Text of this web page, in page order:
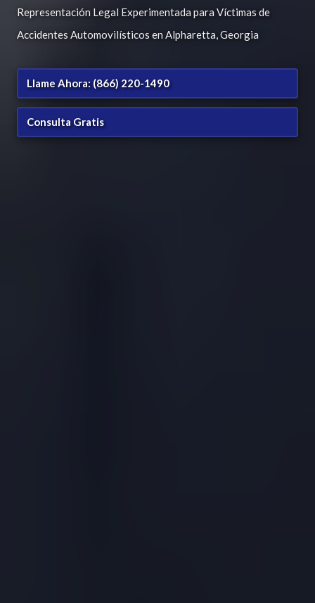
Representación Legal Experimentada para Víctimas de
Accidentes Automovilísticos en Alpharetta, Georgia
Llame Ahora: (866) 220-1490
Consulta Gratis